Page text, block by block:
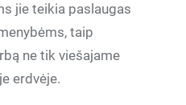
jie teikia paslaugas
taip
ne tik viešajame
erdvėje.